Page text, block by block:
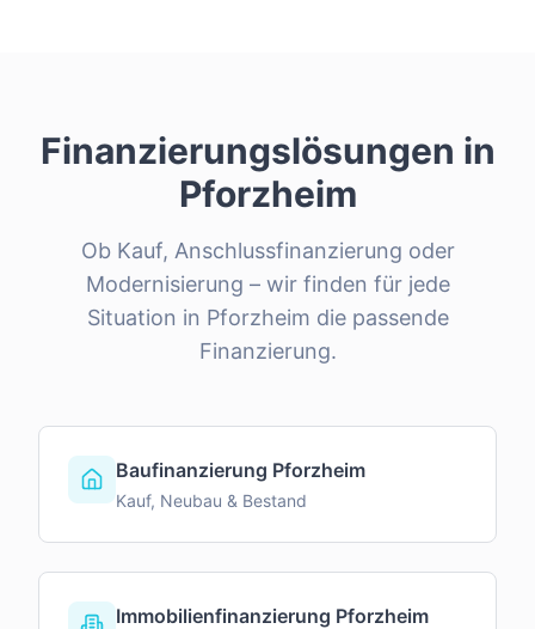
Finanzierungslösungen in
Pforzheim
Ob Kauf, Anschlussfinanzierung oder
Modernisierung – wir finden für jede
Situation in Pforzheim die passende
Finanzierung.
Baufinanzierung Pforzheim
Kauf, Neubau & Bestand
Immobilienfinanzierung Pforzheim